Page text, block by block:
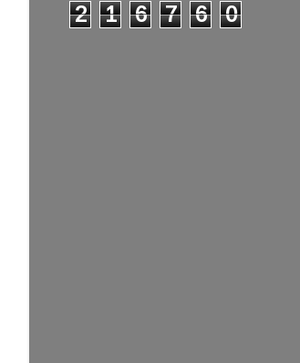
2 1 6 7 6 0